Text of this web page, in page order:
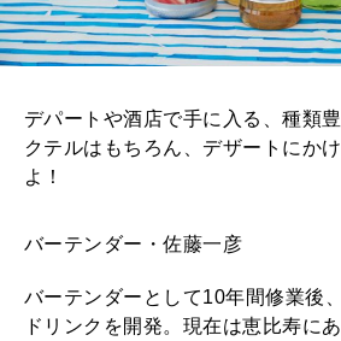
デパートや酒店で手に入る、種類
クテルはもちろん、デザートにか
よ！
バーテンダー・佐藤一彦
バーテンダーとして10年間修業後
ドリンクを開発。現在は恵比寿に